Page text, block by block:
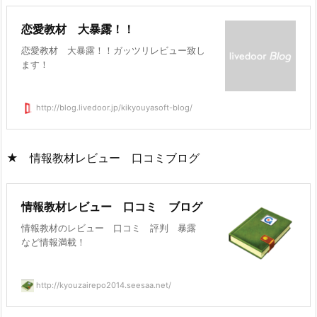
恋愛教材 大暴露！！
恋愛教材 大暴露！！ガッツリレビュー致し
ます！
http://blog.livedoor.jp/kikyouyasoft-blog/
★ 情報教材レビュー 口コミブログ
情報教材レビュー 口コミ ブログ
情報教材のレビュー 口コミ 評判 暴露
など情報満載！
http://kyouzairepo2014.seesaa.net/